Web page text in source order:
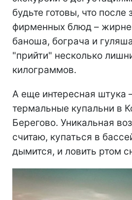
будьте готовы, что после
фирменных блюд –
баноша, бограча и
"прийти" несколько
килограммов.
А еще интересная штука
термальные купальни в
Берегово. Уникальная
считаю, купаться в
дымится, и ловить ртом